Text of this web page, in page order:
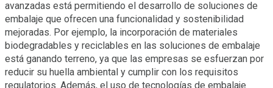
avanzadas está permitiendo el desarrollo de soluciones de
embalaje que ofrecen una funcionalidad y sostenibilidad
mejoradas. Por ejemplo, la incorporación de materiales
biodegradables y reciclables en las soluciones de embalaje
está ganando terreno, ya que las empresas se esfuerzan por
reducir su huella ambiental y cumplir con los requisitos
regulatorios. Además, el uso de tecnologías de embalaje